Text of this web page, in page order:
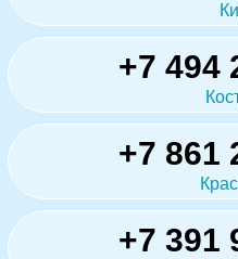
+7 494
+7 861
+7 391